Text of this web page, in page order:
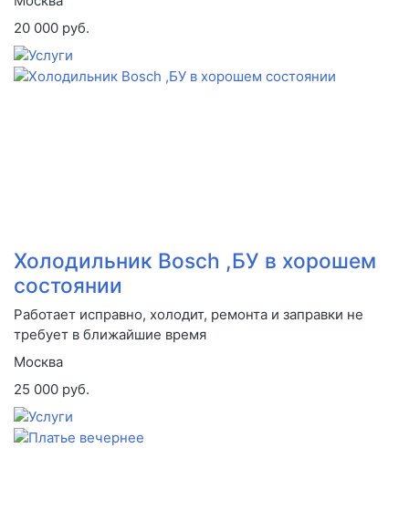
20 000 руб.
Холодильник Bosch ,БУ в хорошем
состоянии
Работает исправно, холодит, ремонта и заправки не
требует в ближайшие время
Москва
25 000 руб.